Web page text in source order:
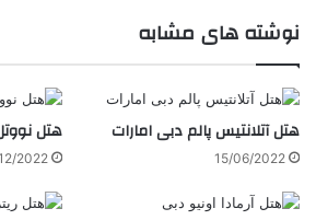
نوشته های مشابه
هتل آتلانتیس پالم دبی امارات
15/06/2022
هتل
2022